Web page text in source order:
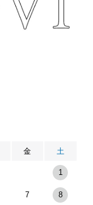
金 土
1
7 8